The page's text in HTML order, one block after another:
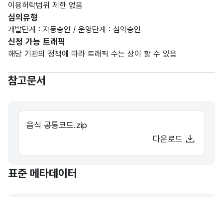
이용허락범위 제한 없음
심의유형
개발단계 : 자동승인 / 운영단계 : 심의승인
신청 가능 트래픽
해당 기관의 정책에 따라 트래픽 수는 상이 할 수 있음
참고문서
음식 공통코드.zip
다운로드
표준 메타데이터